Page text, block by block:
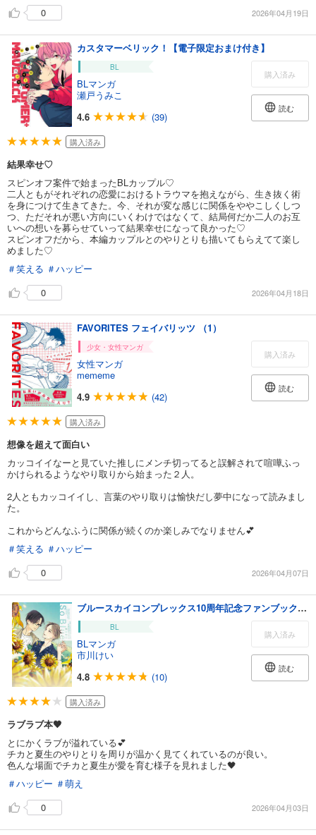
0 2026年04月19日
カスタマーベリック！【電子限定おまけ付き】
BL
BLマンガ
瀬戸うみこ
4.6
(39)
購入済み
読む
購入済み
結果幸せ♡
スピンオフ案件で始まったBLカップル♡
二人ともがそれぞれの恋愛におけるトラウマを抱えながら、生き抜く術
を身につけて生きてきた。今、それが変な感じに関係をややこしくしつ
つ、ただそれが悪い方向にいくわけではなくて、結局何だか二人のお互
いへの想いを募らせていって結果幸せになって良かった♡
スピンオフだから、本編カップルとのやりとりも描いてもらえてて楽し
めました♡
＃笑える ＃ハッピー
0
2026年04月18日
FAVORITES フェイバリッツ （1）
少女・女性マンガ
女性マンガ
mememe
4.9
(42)
購入済み
読む
購入済み
想像を超えて面白い
カッコイイなーと見ていた推しにメンチ切ってると誤解されて喧嘩ふっ
かけられるようなやり取りから始まった２人。
2人ともカッコイイし、言葉のやり取りは愉快だし夢中になって読みまし
た。
これからどんなふうに関係が続くのか楽しみでなりません💕
＃笑える ＃ハッピー
0
2026年04月07日
ブルースカイコンプレックス10周年記念ファンブック「So Blue」
BL
BLマンガ
市川けい
4.8
(10)
購入済み
読む
購入済み
ラブラブ本🖤
とにかくラブが溢れている💕
チカと夏生のやりとりを周りが温かく見てくれているのが良い。
色んな場面でチカと夏生が愛を育む様子を見れました🖤
＃ハッピー ＃萌え
0
2026年04月03日